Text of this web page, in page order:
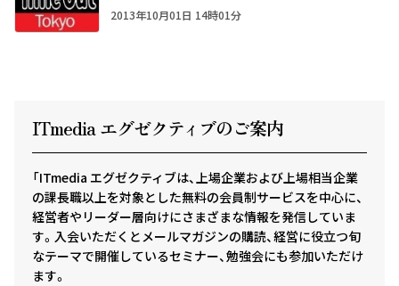
2013年10月01日 14時01分
ITmedia エグゼクティ ブのご案内
「ITmedia エグゼクティブは、上場企業および上場相当企業
の課長職以上を対象とした無料の会員制サービスを中心に、
経営者やリーダー層向けにさまざまな情報を発信していま
す。入会いただくとメールマガジンの購読、経営に役立つ旬
なテーマで開催しているセミナー、勉強会にも参加いただけ
ます。